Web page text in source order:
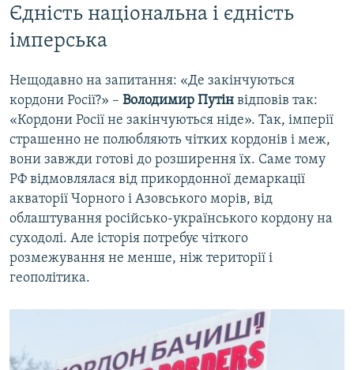
Єдність національна і єдність
імперська
Нещодавно на запитання: «Де закінчуються
кордони Росії?» – Володимир Путін відповів так:
«Кордони Росії не закінчуються ніде». Так, імперії
страшенно не полюбляють чітких кордонів і меж,
вони завжди готові до розширення їх. Саме тому
РФ відмовлялася від прикордонної демаркації
акваторії Чорного і Азовського морів, від
облаштування російсько-українського кордону на
суходолі. Але історія потребує чіткого
розмежування не менше, ніж території і
геополітика.